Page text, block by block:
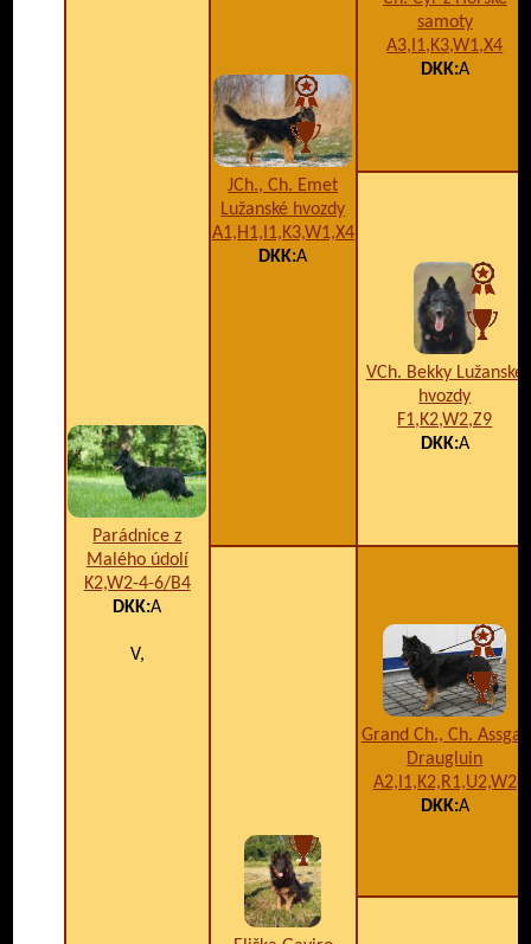
Parádnice z
Malého údolí
K2,W2-4-6/B4
DKK:A
V,
JCh., Ch. Emet
Lužanské hvozdy
A1,H1,I1,K3,W1,X4
DKK:A
samoty
A3,I1,K3,W1,X4
DKK:A
VCh. Bekky Lužanské
hvozdy
F1,K2,W2,Z9
DKK:A
Grand Ch., Ch. Assgar
Draugluin
A2,I1,K2,R1,U2,W2
DKK:A